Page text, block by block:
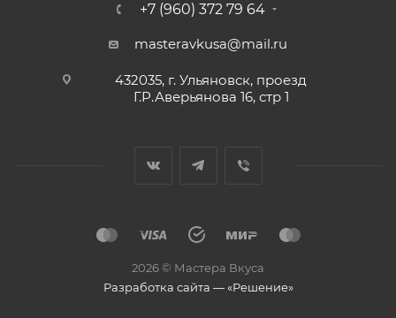
+7 (960) 372 79 64
masteravkusa@mail.ru
432035, г. Ульяновск, проезд
Г.Р.Аверьянова 16, стр 1
2026 © Мастера Вкуса
Разработка сайта — «Решение»